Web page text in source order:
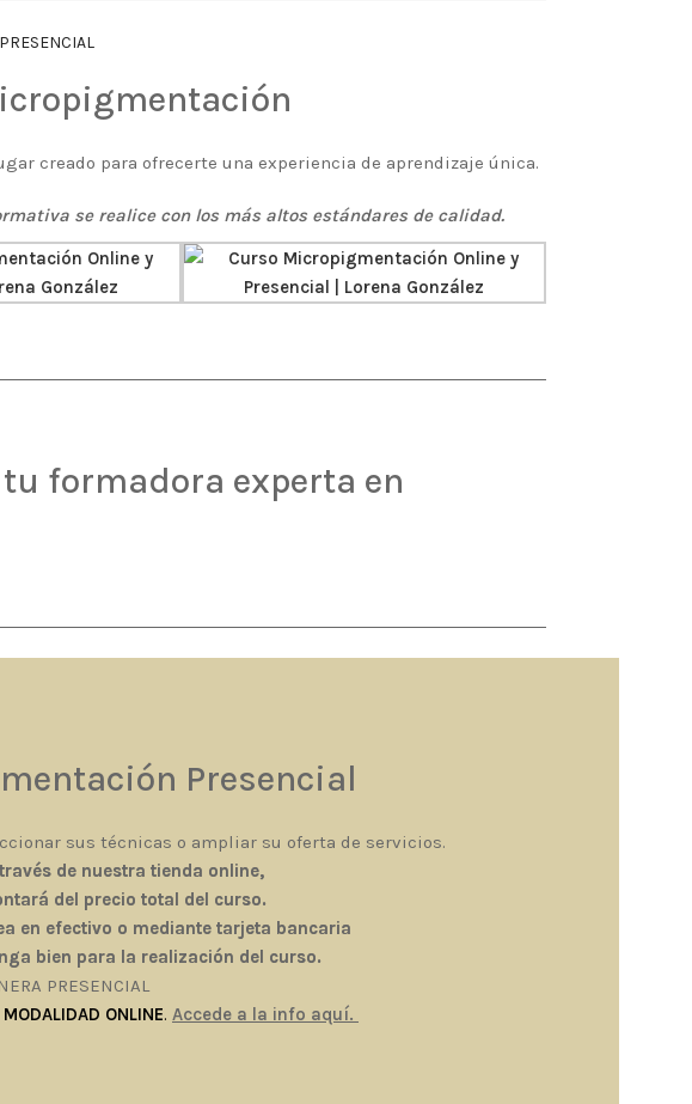
creado para ofrecerte una experiencia de aprendizaje única.
se realice con los más altos estándares de calidad.
formadora experta en
Presencial
sus técnicas o ampliar su oferta de servicios.
de nuestra tienda online,
del precio total del curso.
en efectivo o mediante tarjeta bancaria
bien para la realización del curso.
PRESENCIAL
ONLINE. Accede a la info aquí.